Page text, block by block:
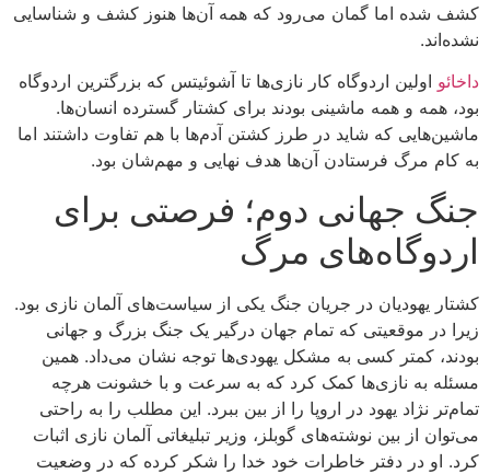
کشف شده اما گمان می‌رود که همه آن‌ها هنوز کشف و شناسایی
نشده‌اند.
داخائو اولین اردوگاه کار نازی‌ها تا آشوئیتس که بزرگترین اردوگاه
بود، همه و همه ماشینی بودند برای کشتار گسترده انسان‌ها.
ماشین‌هایی که شاید در طرز کشتن آدم‌ها با هم تفاوت داشتند اما
به کام مرگ فرستادن آن‌ها هدف نهایی و مهم‌شان بود.
جنگ جهانی دوم؛ فرصتی برای
اردوگاه‌های مرگ
کشتار یهودیان در جریان جنگ یکی از سیاست‌های آلمان نازی بود.
زیرا در موقعیتی که تمام جهان درگیر یک جنگ بزرگ و جهانی‌
بودند، کمتر کسی به مشکل یهودی‌ها توجه نشان می‌داد. همین
مسئله به نازی‌ها کمک کرد که به سرعت و با خشونت هرچه
تمام‌تر نژاد یهود در اروپا را از بین ببرد. این مطلب را به راحتی
می‌توان از بین نوشته‌های گوبلز، وزیر تبلیغاتی آلمان نازی اثبات
کرد. او در دفتر خاطرات خود خدا را شکر کرده که در وضعیت